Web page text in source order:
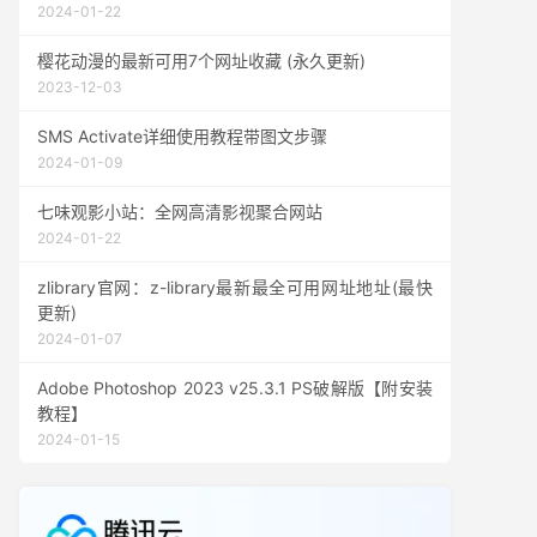
2024-01-22
樱花动漫的最新可用7个网址收藏 (永久更新)
2023-12-03
SMS Activate详细使用教程带图文步骤
2024-01-09
七味观影小站：全网高清影视聚合网站
2024-01-22
zlibrary官网：z-library最新最全可用网址地址(最快
更新)
2024-01-07
Adobe Photoshop 2023 v25.3.1 PS破解版【附安装
教程】
2024-01-15